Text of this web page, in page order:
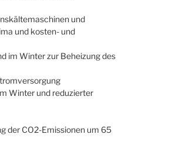
und
und kosten- und
im Winter zur Beheizung des
Winter und reduzierter
der CO2-Emissionen um 65